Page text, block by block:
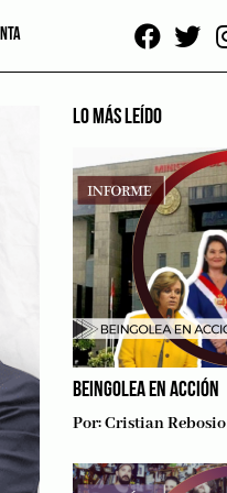
LO MÁS LEÍDO
BEINGOLEA EN ACCIÓN
Por:Cristian Rebosio